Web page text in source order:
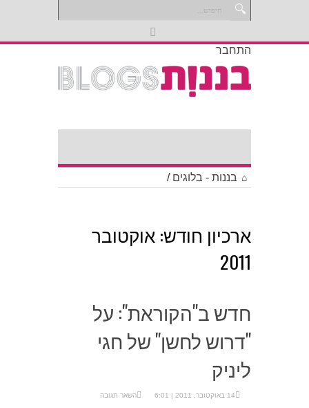
התחבר
בננות - בלוגים /
ארכיון חודש: אוקטובר
2011
חדש ב"הקוראת": על
"דרוש לחשן" של חגי
ליניק
14 באוקטובר, 2011 | 6:01 השאר תגובה